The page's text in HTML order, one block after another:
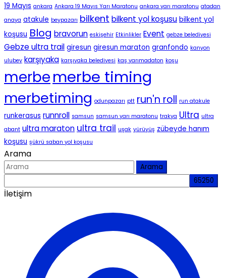
19 Mayıs ankara Ankara 19 Mayıs Yarı Maratonu ankara yarı maratonu atadan
anaya atakule beypazarı bilkent bilkent yol koşusu bilkent yol
koşusu Blog bravorun eskişehir Etkinlikler Event gebze belediyesi
Gebze ultra trail giresun giresun maraton granfondo kanyon
ulubey karşıyaka karşıyaka belediyesi kaş yarımadaton koşu
merbemerbe timing
merbetiming odunpazarı ptt run'n roll run atakule
runkerasus runnroll samsun samsun yarı maratonu trakya Ultra ultra
abant ultra maraton ultra trail uşak yürüyüş zübeyde hanım
koşusu şükrü saban yol koşusu
Arama
Arama
İletişim